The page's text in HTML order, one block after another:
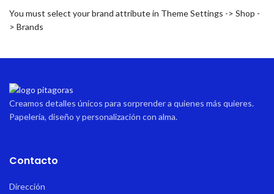
You must select your brand attribute in Theme Settings -> Shop -
> Brands
Creamos detalles únicos para sorprender a quienes más quieres.
Papelería, diseño y personalización con alma.
Contacto
Dirección